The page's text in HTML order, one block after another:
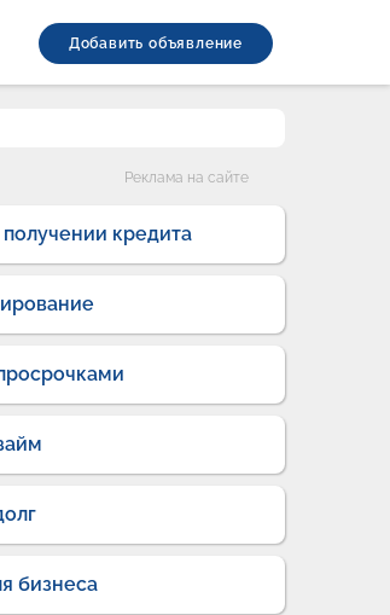
Добавить объявление
Реклама на сайте
кредита
бизнеса